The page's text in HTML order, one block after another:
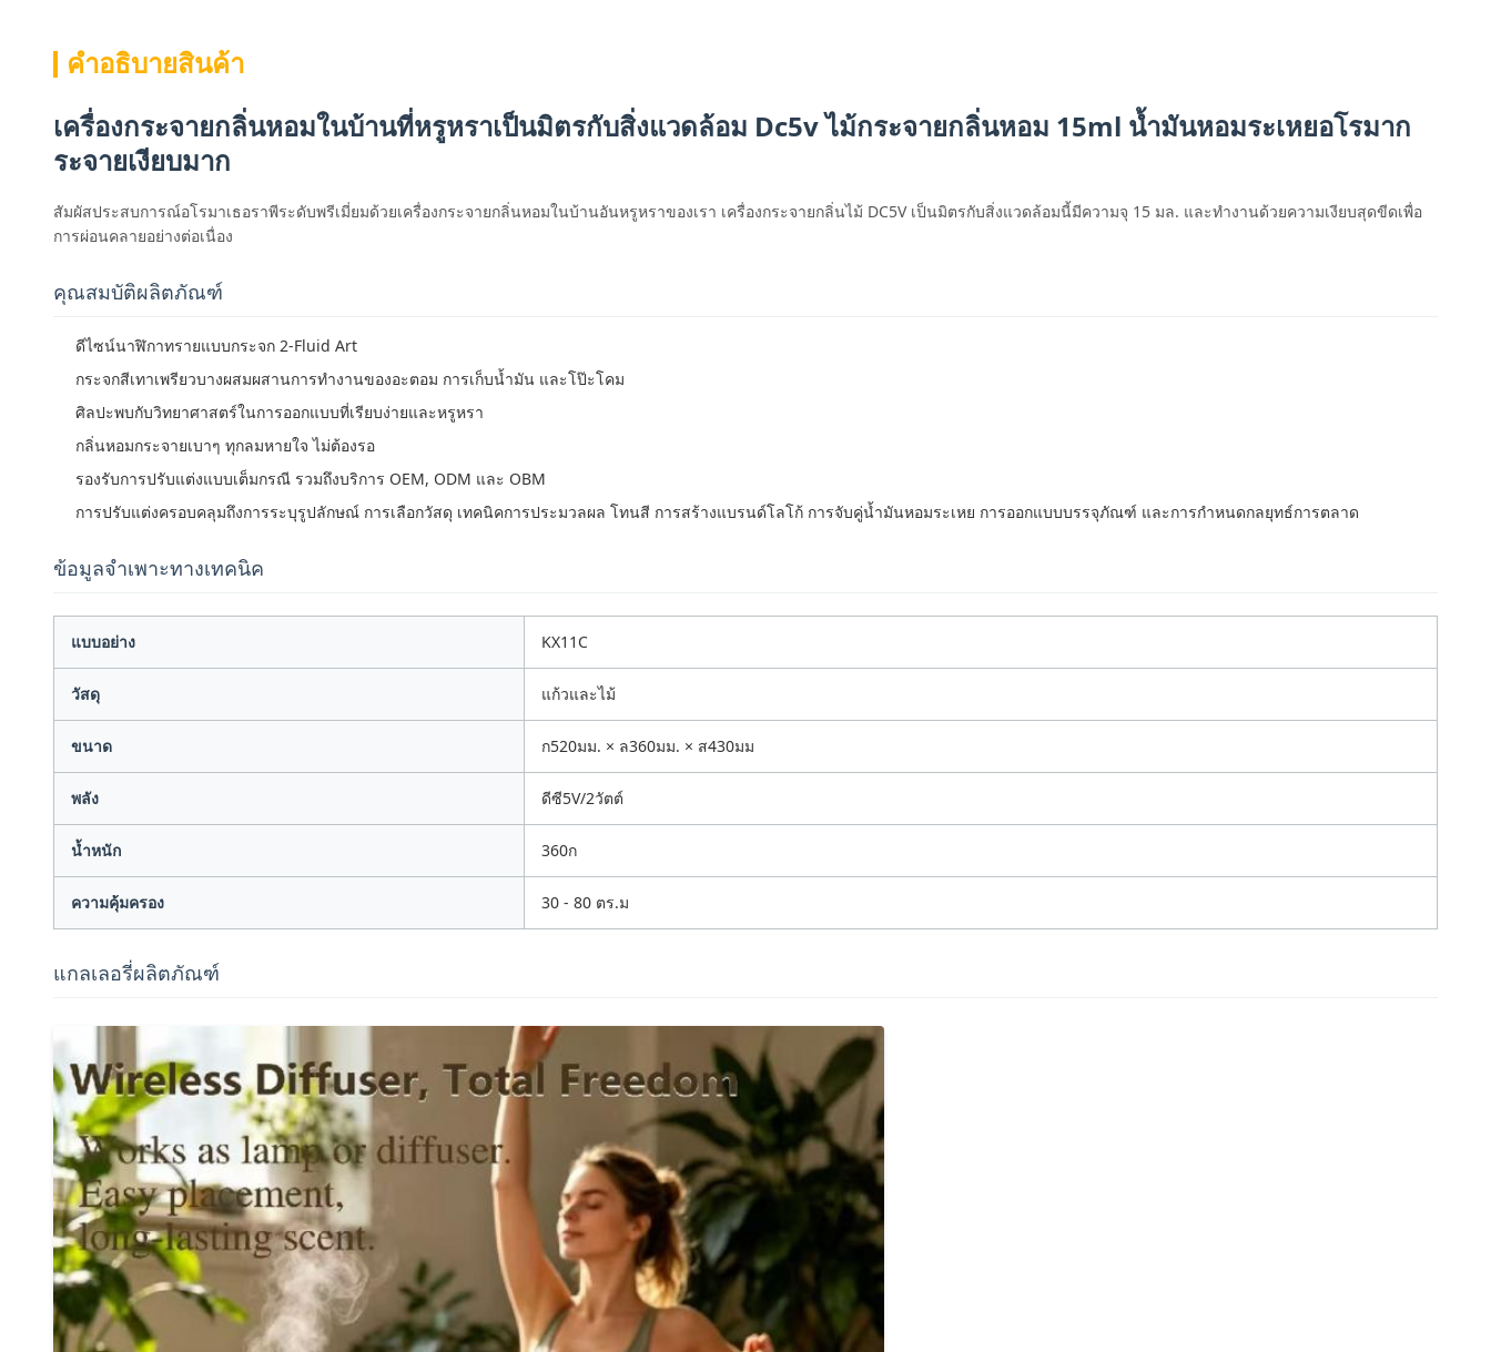
คําอธิบายสินค้า
เครื่องกระจายกลิ่นหอมในบ้านที่หรูหราเป็นมิตรกับสิ่งแวดล้อม Dc5v ไม้กระจายกลิ่นหอม 15ml น้ำมันหอมระเหยอโรมาก
ระจายเงียบมาก
สัมผัสประสบการณ์อโรมาเธอราพีระดับพรีเมี่ยมด้วยเครื่องกระจายกลิ่นหอมในบ้านอันหรูหราของเรา เครื่องกระจายกลิ่นไม้ DC5V เป็นมิตรกับสิ่งแวดล้อมนี้มีความจุ 15 มล. และทำงานด้วยความเงียบสุดขีดเพื่อ
การผ่อนคลายอย่างต่อเนื่อง
คุณสมบัติผลิตภัณฑ์
ดีไซน์นาฬิกาทรายแบบกระจก 2-Fluid Art
กระจกสีเทาเพรียวบางผสมผสานการทำงานของอะตอม การเก็บน้ำมัน และโป๊ะโคม
ศิลปะพบกับวิทยาศาสตร์ในการออกแบบที่เรียบง่ายและหรูหรา
กลิ่นหอมกระจายเบาๆ ทุกลมหายใจ ไม่ต้องรอ
รองรับการปรับแต่งแบบเต็มกรณี รวมถึงบริการ OEM, ODM และ OBM
การปรับแต่งครอบคลุมถึงการระบุรูปลักษณ์ การเลือกวัสดุ เทคนิคการประมวลผล โทนสี การสร้างแบรนด์โลโก้ การจับคู่น้ำมันหอมระเหย การออกแบบบรรจุภัณฑ์ และการกำหนดกลยุทธ์การตลาด
ข้อมูลจำเพาะทางเทคนิค
แบบอย่าง KX11C
วัสดุ แก้วและไม้
ขนาด ก520มม. × ล360มม. × ส430มม
พลัง ดีซี5V/2วัตต์
น้ำหนัก 360ก
ความคุ้มครอง 30 - 80 ตร.ม
แกลเลอรี่ผลิตภัณฑ์